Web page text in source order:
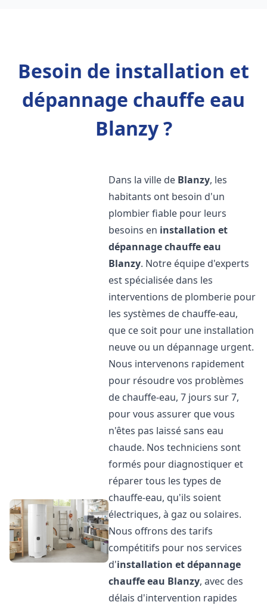
Besoin de installation et
dépannage chauffe eau
Blanzy ?
Dans la ville de Blanzy, les
habitants ont besoin d'un
plombier fiable pour leurs
besoins en installation et
dépannage chauffe eau
Blanzy. Notre équipe d'experts
est spécialisée dans les
interventions de plomberie pour
les systèmes de chauffe-eau,
que ce soit pour une installation
neuve ou un dépannage urgent.
Nous intervenons rapidement
pour résoudre vos problèmes
de chauffe-eau, 7 jours sur 7,
pour vous assurer que vous
n'êtes pas laissé sans eau
chaude. Nos techniciens sont
formés pour diagnostiquer et
réparer tous les types de
chauffe-eau, qu'ils soient
électriques, à gaz ou solaires.
Nous offrons des tarifs
compétitifs pour nos services
d'installation et dépannage
chauffe eau Blanzy, avec des
délais d'intervention rapides